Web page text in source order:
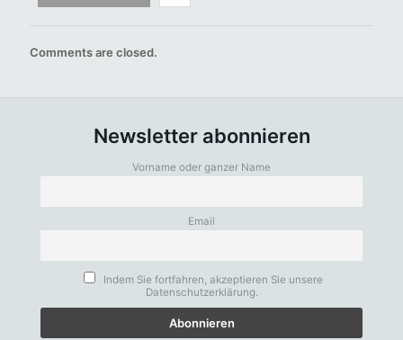
Comments are closed.
Newsletter abonnieren
Vorname oder ganzer Name
Email
Indem Sie fortfahren, akzeptieren Sie unsere
Datenschutzerklärung.